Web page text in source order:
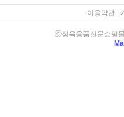
이용약관|
ⓒ정육용품전문쇼핑